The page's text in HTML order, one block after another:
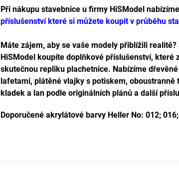
Při nákupu stavebnice u firmy HiSModel nabízíme
příslušenství které si můžete koupit v průběhu
Máte zájem, aby se vaše modely přiblížili
HiSModel koupíte doplňkové příslušenství, které
skutečnou repliku plachetnice. Nabízíme
lafetami, plátěné vlajky s potiskem, oboustranně
kladek a lan podle originálních plánů a další
Doporučené akrylátové barvy Heller No: 012;